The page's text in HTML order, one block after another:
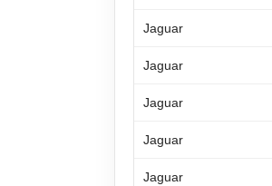
Jaguar
Jaguar
Jaguar
Jaguar
Jaguar